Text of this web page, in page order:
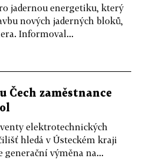
jadernou energetiku, který
nových jaderných bloků,
Informoval...
Čech zaměstnance
elektrotechnických
hledá v Ústeckém kraji
generační výměna na...